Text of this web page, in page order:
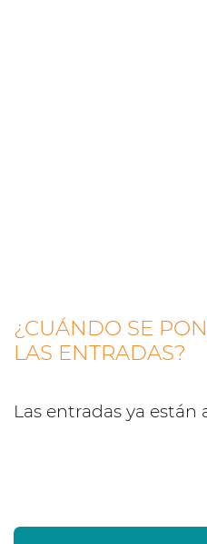
¿CUÁNDO SE
LAS ENTRADAS?
Las entradas ya están